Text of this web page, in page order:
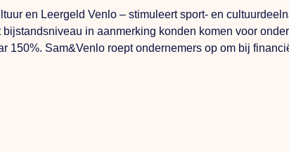
en Leergeld Venlo – stimuleert sport- en
in aanmerking konden komen voor
150%. Sam&Venlo roept ondernemers op om bij